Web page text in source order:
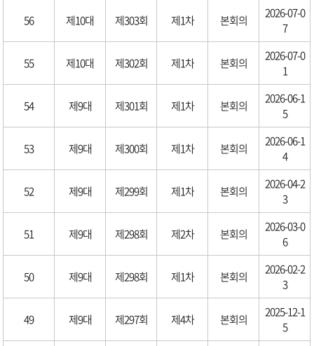
56 제10대 제303회 제1차 본회의
2026-07-0
7
55 제10대 제302회 제1차 본회의
2026-07-0
1
54 제9대 제301회 제1차 본회의
2026-06-1
5
53 제9대 제300회 제1차 본회의
2026-06-1
4
52 제9대 제299회 제1차 본회의
2026-04-2
3
51 제9대 제298회 제2차 본회의
2026-03-0
6
50 제9대 제298회 제1차 본회의
2026-02-2
3
49 제9대 제297회 제4차 본회의
2025-12-1
5